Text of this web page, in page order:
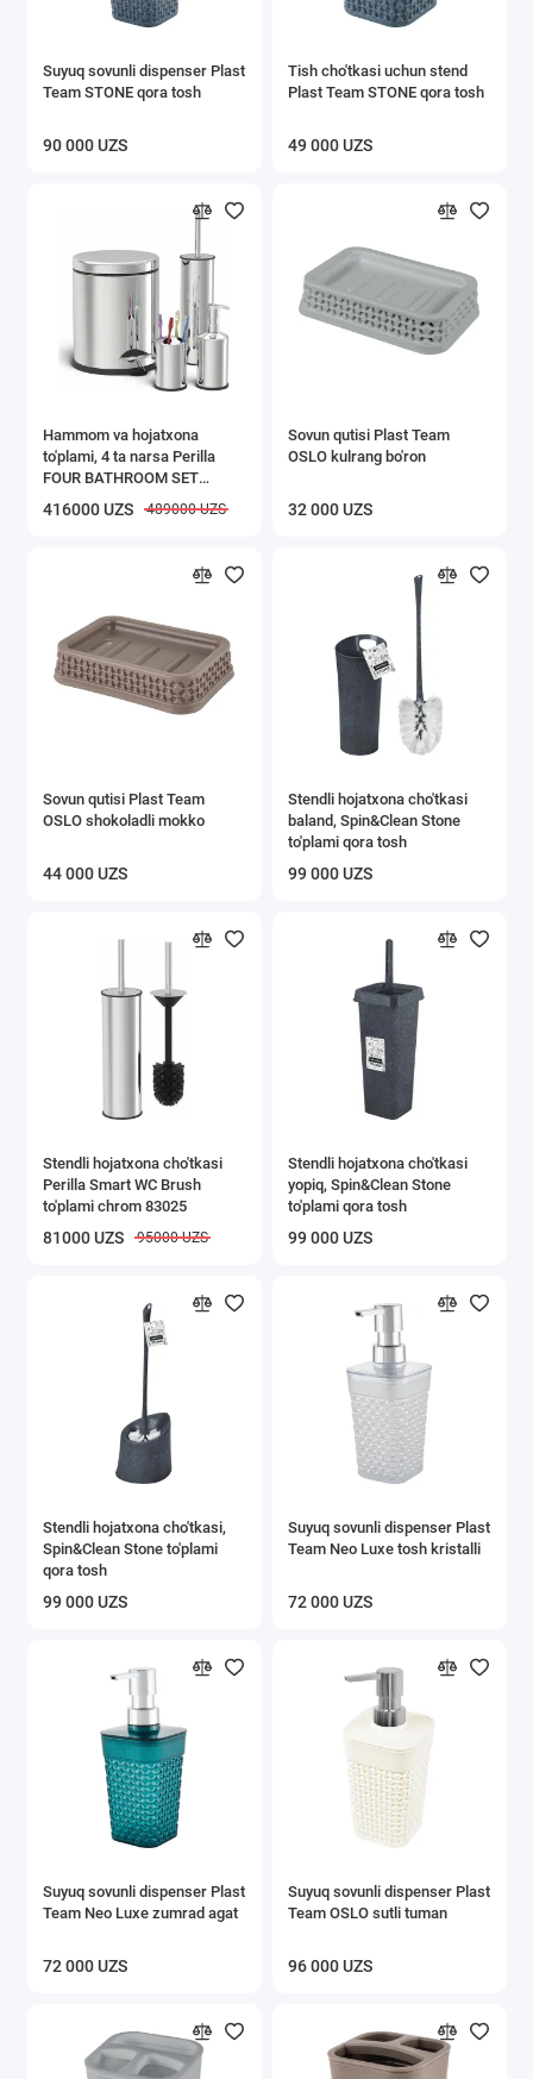
Suyuq sovunli dispenser Plast
Team STONE qora tosh
90 000 UZS
Tish cho'tkasi uchun stend
Plast Team STONE qora tosh
49 000 UZS
Hammom va hojatxona
to'plami, 4 ta narsa Perilla
FOUR BATHROOM SET
416000 UZS 489000 UZS
Sovun qutisi Plast Team
OSLO kulrang bo'ron
32 000 UZS
Sovun qutisi Plast Team
OSLO shokoladli mokko
44 000 UZS
Stendli hojatxona cho'tkasi
baland, Spin&Clean Stone
to'plami qora tosh
99 000 UZS
Stendli hojatxona cho'tkasi
Perilla Smart WC Brush
to'plami chrom 83025
81000 UZS 95000 UZS
Stendli hojatxona cho'tkasi
yopiq, Spin&Clean Stone
to'plami qora tosh
99 000 UZS
Stendli hojatxona cho'tkasi,
Spin&Clean Stone to'plami
qora tosh
99 000 UZS
Suyuq sovunli dispenser Plast
Team Neo Luxe tosh kristalli
72 000 UZS
Suyuq sovunli dispenser Plast
Team Neo Luxe zumrad agat
72 000 UZS
Suyuq sovunli dispenser Plast
Team OSLO sutli tuman
96 000 UZS